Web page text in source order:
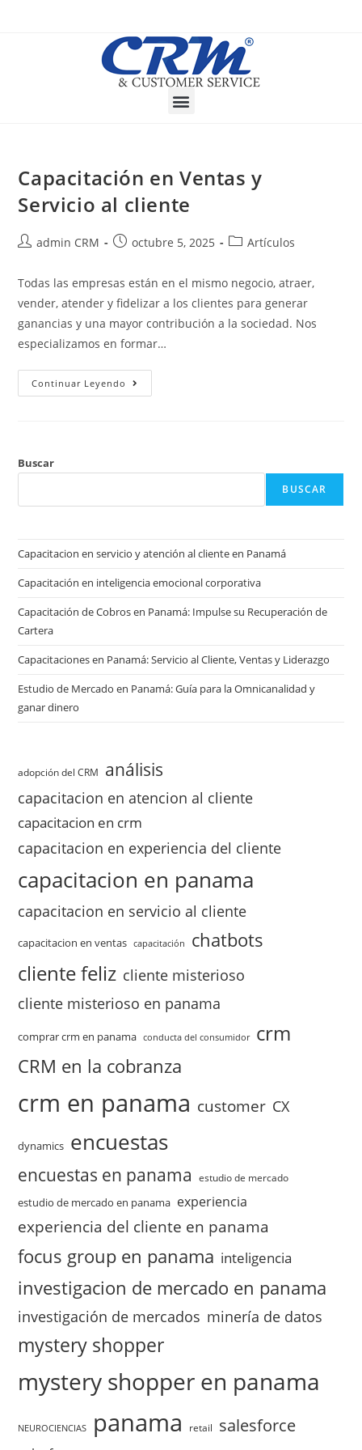
Capacitación en Ventas y
Servicio al cliente
admin CRM octubre 5, 2025 Artículos
Todas las empresas están en el mismo negocio, atraer,
vender, atender y fidelizar a los clientes para generar
ganancias y una mayor contribución a la sociedad. Nos
especializamos en formar…
Continuar Leyendo
Buscar
BUSCAR
Capacitacion en servicio y atención al cliente en Panamá
Capacitación en inteligencia emocional corporativa
Capacitación de Cobros en Panamá: Impulse su Recuperación de
Cartera
Capacitaciones en Panamá: Servicio al Cliente, Ventas y Liderazgo
Estudio de Mercado en Panamá: Guía para la Omnicanalidad y
ganar dinero
adopción del CRM análisis
capacitacion en atencion al cliente
capacitacion en crm
capacitacion en experiencia del cliente
capacitacion en panama
capacitacion en servicio al cliente
capacitacion en ventas capacitación chatbots
cliente feliz cliente misterioso
cliente misterioso en panama
comprar crm en panama conducta del consumidor crm
CRM en la cobranza
crm en panama customer CX
dynamics encuestas
encuestas en panama estudio de mercado
estudio de mercado en panama experiencia
experiencia del cliente en panama
focus group en panama inteligencia
investigacion de mercado en panama
investigación de mercados minería de datos
mystery shopper
mystery shopper en panama
NEUROCIENCIAS panama retail salesforce